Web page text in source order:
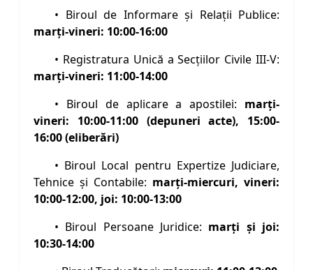
• Biroul de Informare şi Relaţii Publice:
marţi-vineri: 10:00-16:00
• Registratura Unică a Secţiilor Civile III-V:
marți-vineri: 11:00-14:00
• Biroul de aplicare a apostilei: marți-
vineri: 10:00-11:00 (depuneri acte), 15:00-
16:00 (eliberări)
• Biroul Local pentru Expertize Judiciare,
Tehnice şi Contabile: marți-miercuri, vineri:
10:00-12:00, joi: 10:00-13:00
• Biroul Persoane Juridice: marţi şi joi:
10:30-14:00